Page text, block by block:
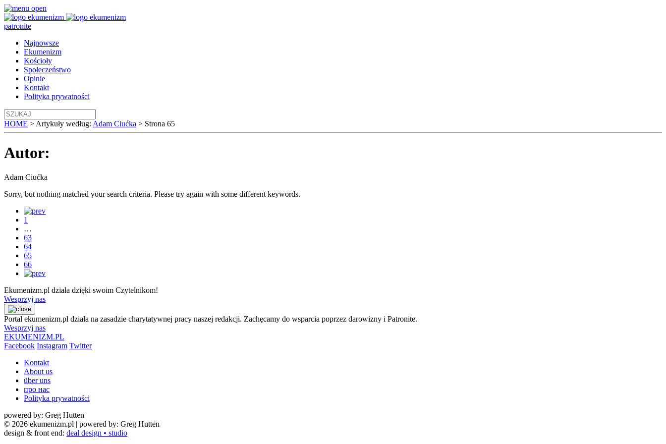
patronite
Najnowsze
Ekumenizm
Kościoły
Społeczeństwo
Opinie
Kontakt
Polityka prywatności
HOME > Artykuły według: Adam Ciućka > Strona 65
Autor:
Adam Ciućka
Sorry, but nothing matched your search criteria. Please try again with some different keywords.
1
…
63
64
65
66
Ekumenizm.pl działa dzięki swoim Czytelnikom!
Wesprzyj nas
Portal ekumenizm.pl działa na zasadzie charytatywnej pracy naszej redakcji. Zachęcamy do wsparcia poprzez darowizny i Patronite.
Wesprzyj nas
EKUMENIZM.PL
Facebook Instagram Twitter
Kontakt
About us
über uns
про нас
Polityka prywatności
powered by: Greg Hutten
© 2026 ekumenizm.pl | powered by: Greg Hutten
design & front end: deal design • studio